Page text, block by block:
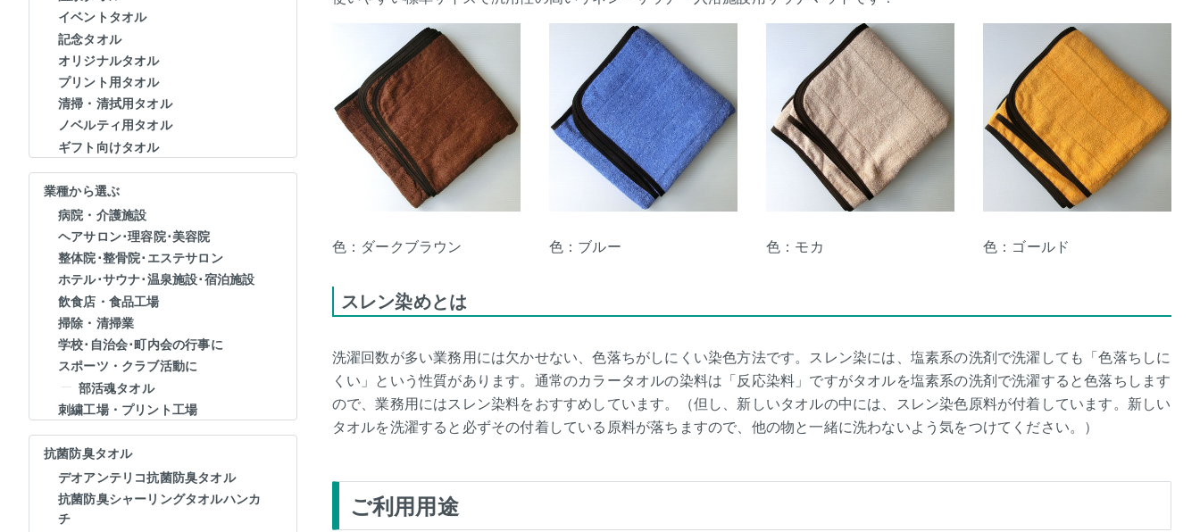
イベントタオル
記念タオル
オリジナルタオル
プリント用タオル
清掃・清拭用タオル
ノベルティ用タオル
ギフト向けタオル
業種から選ぶ
病院・介護施設
ヘアサロン･理容院･美容院
整体院･整骨院･エステサロン
ホテル･サウナ･温泉施設･宿泊施設
飲食店・食品工場
掃除・清掃業
学校･自治会･町内会の行事に
スポーツ・クラブ活動に
部活魂タオル
刺繍工場・プリント工場
抗菌防臭タオル
デオアンテリコ抗菌防臭タオル
抗菌防臭シャーリングタオルハンカ
チ
色：ダークブラウン 色：ブルー 色：モカ 色：ゴールド
スレン染めとは
洗濯回数が多い業務用には欠かせない、色落ちがしにくい染色方法です。スレン染には、塩素系の洗剤で洗濯しても「色落ちしに
くい」という性質があります。通常のカラータオルの染料は「反応染料」ですがタオルを塩素系の洗剤で洗濯すると色落ちします
ので、業務用にはスレン染料をおすすめしています。（但し、新しいタオルの中には、スレン染色原料が付着しています。新しい
タオルを洗濯すると必ずその付着している原料が落ちますので、他の物と一緒に洗わないよう気をつけてください。）
ご利用用途